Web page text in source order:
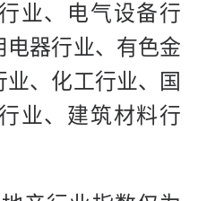
业、电气设备行
电器行业、有色金
、化工行业、国
业、建筑材料行